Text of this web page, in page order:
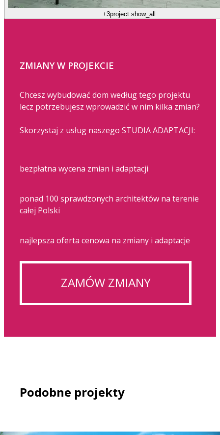
+3project.show_all
ZMIANY W PROJEKCIE
Chcesz wybudować dom według tego projektu
lecz potrzebujesz wprowadzić w nim kilka zmian?
Skorzystaj z usług naszego STUDIA ADAPTACJI:
bezpłatna wycena zmian i adaptacji
ponad 100 sprawdzonych architektów na terenie
całej Polski
najlepsza oferta cenowa na zmiany i adaptacje
ZAMÓW ZMIANY
Podobne projekty